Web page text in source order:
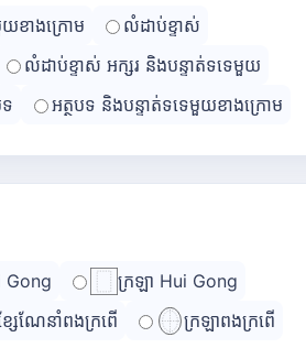
យខាងក្រោម
លំដាប់ខ្ទាស់
លំដាប់ខ្ទាស់ អក្សរ និងបន្ទាត់ទទេមួយ
ទ អត្ថបទ និងបន្ទាត់ទទេមួយខាងក្រោម
Gong
ក្រឡា Hui Gong
ែណែនាំពងក្រពើ
ក្រឡាពងក្រពើ